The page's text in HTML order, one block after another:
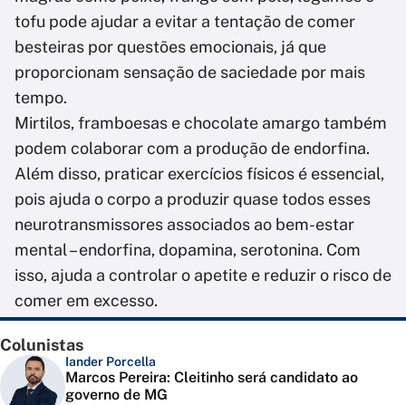
tofu pode ajudar a evitar a tentação de comer
besteiras por questões emocionais, já que
proporcionam sensação de saciedade por mais
tempo.
Mirtilos, framboesas e chocolate amargo também
podem colaborar com a produção de endorfina.
Além disso, praticar exercícios físicos é essencial,
pois ajuda o corpo a produzir quase todos esses
neurotransmissores associados ao bem-estar
mental – endorfina, dopamina, serotonina. Com
isso, ajuda a controlar o apetite e reduzir o risco de
comer em excesso.
Colunistas
Iander Porcella
Marcos Pereira: Cleitinho será candidato ao
governo de MG